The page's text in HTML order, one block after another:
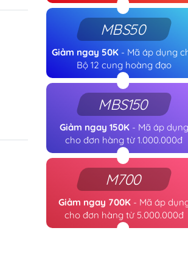
MBS50
Giảm ngay 50K - Mã áp dụng cho
Bộ 12 cung hoàng đạo
MBS150
Giảm ngay 150K- Mã áp dụng
cho đơn hàng từ 1.000.000đ
M700
Giảm ngay 700K- Mã áp
cho đơn hàng từ 5.000.000đ